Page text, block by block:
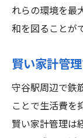
れらの環境を最
和を図ることが
賢い家計管
守谷駅周辺で鉄
ことで生活費を
賢い家計管理は